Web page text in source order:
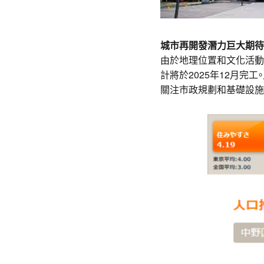
城市再開發潛力巨大期
由於地理位置和文化活
計將於2025年12月完工
關注市政規劃和基礎設